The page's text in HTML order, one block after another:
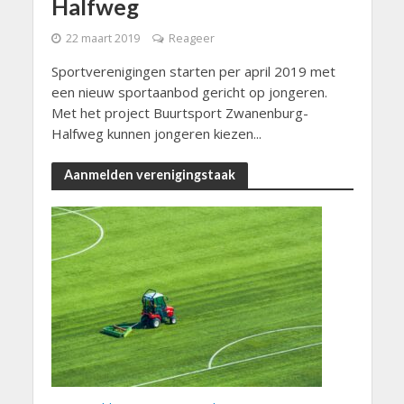
Halfweg
22 maart 2019 Reageer
Sportverenigingen starten per april 2019 met
een nieuw sportaanbod gericht op jongeren.
Met het project Buurtsport Zwanenburg-
Halfweg kunnen jongeren kiezen...
Aanmelden verenigingstaak